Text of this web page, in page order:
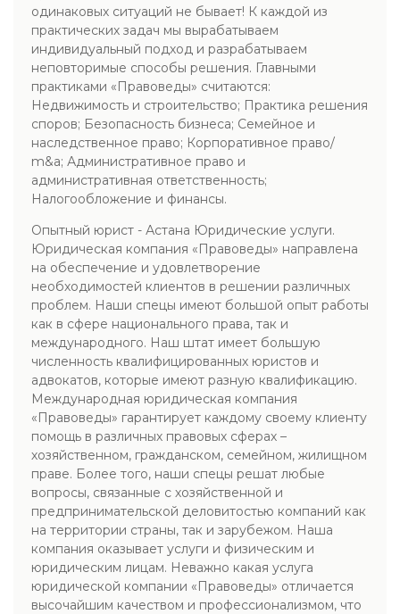
одинаковых ситуаций не бывает! К каждой из
практических задач мы вырабатываем
индивидуальный подход и разрабатываем
неповторимые способы решения. Главными
практиками «Правоведы» считаются:
Недвижимость и строительство; Практика решения
споров; Безопасность бизнеса; Семейное и
наследственное право; Корпоративное право/
m&a; Административное право и
административная ответственность;
Налогообложение и финансы.
Опытный юрист - Астана Юридические услуги.
Юридическая компания «Правоведы» направлена
на обеспечение и удовлетворение
необходимостей клиентов в решении различных
проблем. Наши спецы имеют большой опыт работы
как в сфере национального права, так и
международного. Наш штат имеет большую
численность квалифицированных юристов и
адвокатов, которые имеют разную квалификацию.
Международная юридическая компания
«Правоведы» гарантирует каждому своему клиенту
помощь в различных правовых сферах –
хозяйственном, гражданском, семейном, жилищном
праве. Более того, наши спецы решат любые
вопросы, связанные с хозяйственной и
предпринимательской деловитостью компаний как
на территории страны, так и зарубежом. Наша
компания оказывает услуги и физическим и
юридическим лицам. Неважно какая услуга
юридической компании «Правоведы» отличается
высочайшим качеством и профессионализмом, что